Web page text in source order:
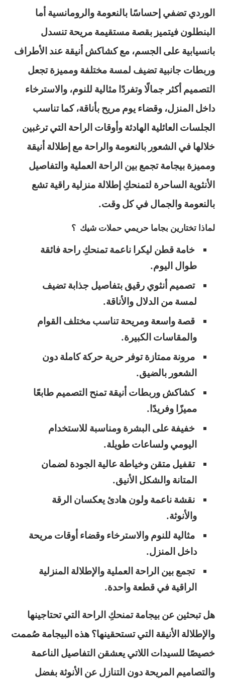
الوردي تضفي إحساسًا بالنعومة والرومانسية أما
البنطلون فيتميز بقصة مستقيمة مريحة تنسدل
بانسيابية على الجسم، مع كشاكش أنيقة عند الأطراف
وربطات جانبية تضيف لمسة مختلفة ومميزة تجعل
التصميم أكثر جمالًا وتفردًا مثالية للنوم، والاسترخاء
داخل المنزل، وقضاء يوم مريح بأناقة، كما تناسب
الجلسات العائلية الهادئة وأوقات الراحة التي ترغبين
خلالها في الشعور بالنعومة والراحة مع إطلالة أنيقة
ومميزة بيجامة تجمع بين الراحة العملية والتفاصيل
الأنثوية الساحرة لتمنحكِ إطلالة منزلية راقية تشع
بالنعومة والجمال في كل وقت.
لماذا تختارين بجاما حريمي حملات شيك ؟
خامة قطن ليكرا ناعمة تمنحكِ راحة فائقة
طوال اليوم.
تصميم أنثوي رقيق بتفاصيل جذابة تضيف
لمسة من الدلال والأناقة.
قصة واسعة ومريحة تناسب مختلف القوام
والمقاسات الكبيرة.
مرونة ممتازة توفر حرية حركة كاملة دون
الشعور بالضيق.
كشاكش وربطات أنيقة تمنح التصميم طابعًا
مميزًا وفريدًا.
خفيفة على البشرة ومناسبة للاستخدام
اليومي ولساعات طويلة.
تقفيل متقن وخياطة عالية الجودة لضمان
المتانة والشكل الأنيق.
نقشة ناعمة ولون هادئ يعكسان الرقة
والأنوثة.
مثالية للنوم والاسترخاء وقضاء أوقات مريحة
داخل المنزل.
تجمع بين الراحة العملية والإطلالة المنزلية
الراقية في قطعة واحدة.
هل تبحثين عن بيجامة تمنحكِ الراحة التي تحتاجينها
والإطلالة الأنيقة التي تستحقينها؟ هذه البيجامة صُممت
خصيصًا للسيدات اللاتي يعشقن التفاصيل الناعمة
والتصاميم المريحة دون التنازل عن الأنوثة بفضل